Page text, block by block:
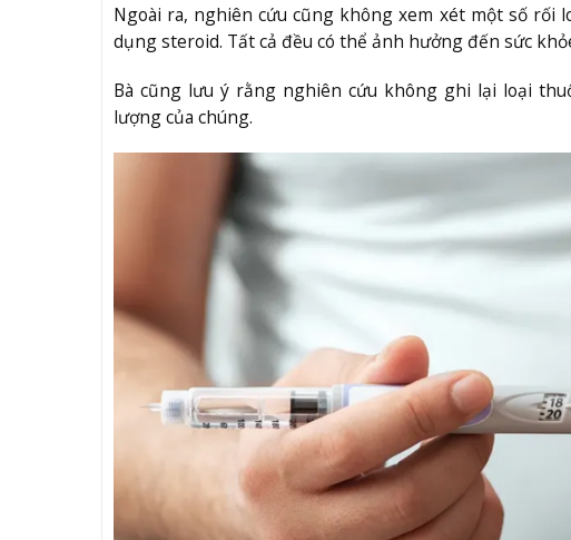
Ngoài ra, nghiên cứu cũng không xem xét một số
dụng steroid. Tất cả đều có thể ảnh hưởng đến sức
Bà cũng lưu ý rằng nghiên cứu không ghi lại loại
lượng của chúng.